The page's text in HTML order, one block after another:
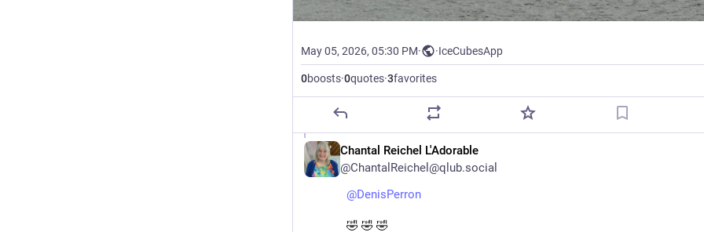
May 05, 2026, 05:30 PM· ·IceCubesApp
0boosts·0quotes·3favorites
Chantal Reichel L'Adorable
@ChantalReichel@qlub.social
@DenisPerron
🤣 🤣 🤣